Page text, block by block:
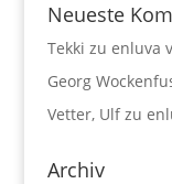
Neueste
Tekki zu enluva
Georg
Vetter, Ulfzu
Archiv